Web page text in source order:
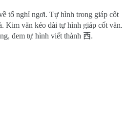
tổ nghỉ ngơi. Tự hình trong giáp cốt
Kim văn kéo dài tự hình giáp cốt văn.
đem tự hình viết thành 西.